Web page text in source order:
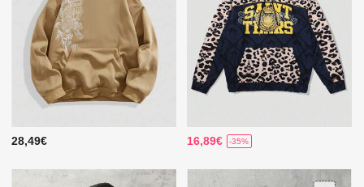
28,49€ 16,89€ -35%